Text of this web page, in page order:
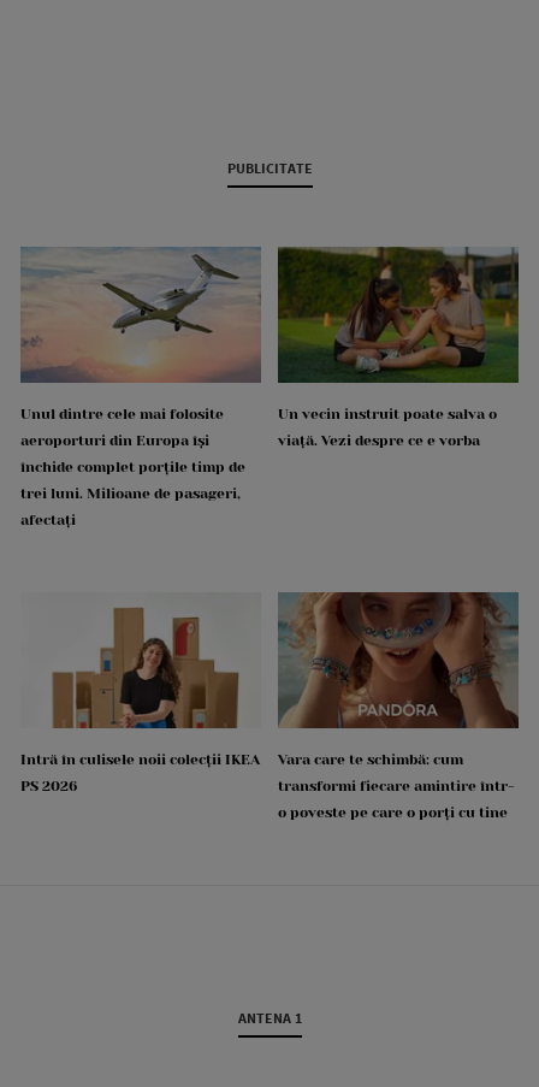
PUBLICITATE
Unul dintre cele mai folosite
aeroporturi din Europa își
închide complet porțile timp de
trei luni. Milioane de pasageri,
afectați
Un vecin instruit poate salva o
viață. Vezi despre ce e vorba
Intră în culisele noii colecții IKEA
PS 2026
Vara care te schimbă: cum
transformi fiecare amintire într-
o poveste pe care o porți cu tine
ANTENA 1